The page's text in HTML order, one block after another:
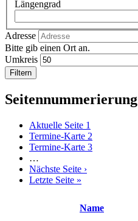
Längengrad
Adresse
Bitte gib einen Ort an.
Umkreis
Seitennummerierung
Aktuelle Seite 1
Termine-Karte 2
Termine-Karte 3
…
Nächste Seite ›
Letzte Seite »
Name